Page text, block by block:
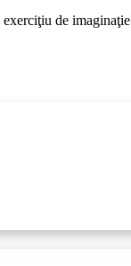
de imaginaţie